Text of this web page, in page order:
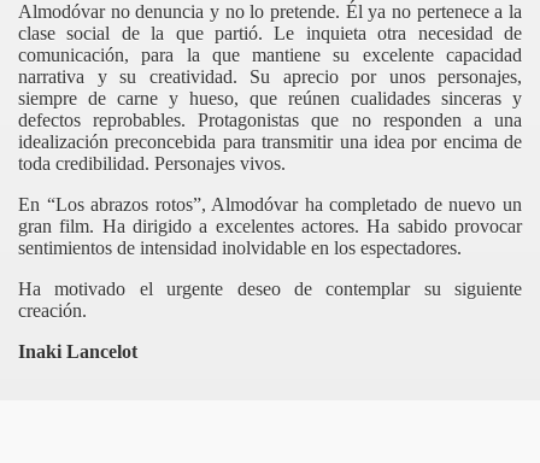
Almodóvar no denuncia y no lo pretende. Él ya no pertenece a la
clase social de la que partió. Le inquieta otra necesidad de
comunicación, para la que mantiene su excelente capacidad
narrativa y su creatividad. Su aprecio por unos personajes,
siempre de carne y hueso, que reúnen cualidades sinceras y
defectos reprobables. Protagonistas que no responden a una
idealización preconcebida para transmitir una idea por encima de
toda credibilidad. Personajes vivos.
En “Los abrazos rotos”, Almodóvar ha completado de nuevo un
gran film. Ha dirigido a excelentes actores. Ha sabido provocar
sentimientos de intensidad inolvidable en los espectadores.
Ha motivado el urgente deseo de contemplar su siguiente
creación.
Inaki Lancelot